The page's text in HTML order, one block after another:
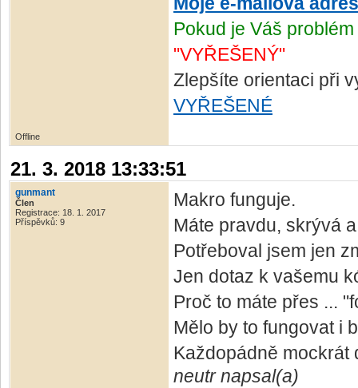
Pokud je Váš
"VYŘEŠENÝ"
Zlepšíte orientaci při
VYŘEŠENÉ
Offline
21. 3. 2018 13:33:51
gunmant
Člen
Registrace: 18. 1. 2017
Příspěvků: 9
Makro funguje.
Máte pravdu, skrývá
Potřeboval jsem jen
Jen dotaz k vašemu
Proč to máte přes ...
Mělo by to fungovat i
Každopádně mockrát
neutr napsal(a)